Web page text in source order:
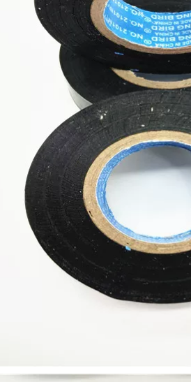
370,000
Nhà máy trực tiếp
PVC cách nhiệt Băng
điện mạnh mẽ Vòi
chống dính chống
dính siêu điện băng
dính cách điện chịu
nhiệt
270,000
PVC Băng dính
chống cháy Băng
siêu mỏng Băng
điện Băng keo đen
Keo dán vải cách
nhiệt 10 mét băng
dính cách điện 3m
320,000